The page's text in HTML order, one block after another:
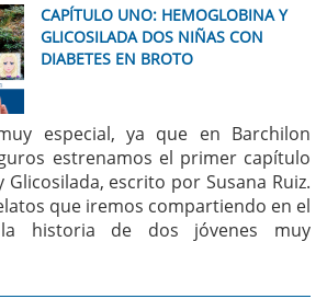
CAPÍTULO UNO: HEMOGLOBINA Y
GLICOSILADA DOS NIÑAS CON
DIABETES EN BROTO
especial, ya que en Barchilon
estrenamos el primer capítulo
escrito por Susana Ruiz.
que iremos compartiendo en el
historia de dos jóvenes muy